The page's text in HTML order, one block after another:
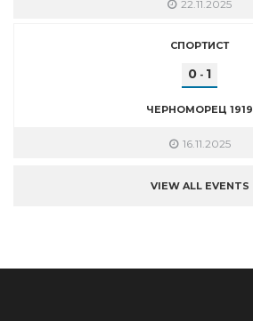
22.11.2025
СПОРТИСТ
0 - 1
ЧЕРНОМОРЕЦ 1919
16.11.2025
VIEW ALL EVENTS